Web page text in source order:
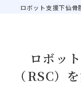
ロボット支援下仙
ロボッ
（RSC）